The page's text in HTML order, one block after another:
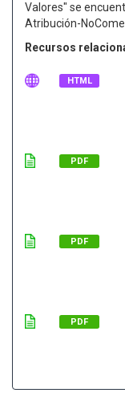
Valores" se
Atribución-
Recursos
HTML
PDF
PDF
PDF